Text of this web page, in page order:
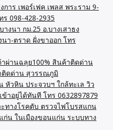
าร เพอร์เฟค เพลส พระราม 9-
ร 098-428-2935
งนา กม.25 อ.บางเสาธง
า-ตราด ฝั่งขาออก โทร
ผ่านฉลุย100% สินค้าติดด่าน
ติดด่าน สุวรรณภูมิ
วหิน ประจวบฯ ใกล้ทะเล วิว
าอยู่ได้ทันที โทร 0632897879
ทางโรคตับ ตรวจไฟโบรสแกน
น ในเมืองขอนแก่น ระบบทาง